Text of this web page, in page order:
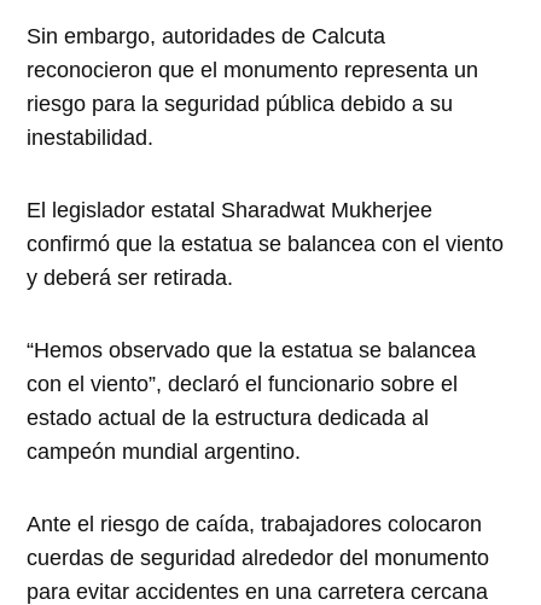
Sin embargo, autoridades de Calcuta
reconocieron que el monumento representa un
riesgo para la seguridad pública debido a su
inestabilidad.
El legislador estatal Sharadwat Mukherjee
confirmó que la estatua se balancea con el viento
y deberá ser retirada.
“Hemos observado que la estatua se balancea
con el viento”, declaró el funcionario sobre el
estado actual de la estructura dedicada al
campeón mundial argentino.
Ante el riesgo de caída, trabajadores colocaron
cuerdas de seguridad alrededor del monumento
para evitar accidentes en una carretera cercana